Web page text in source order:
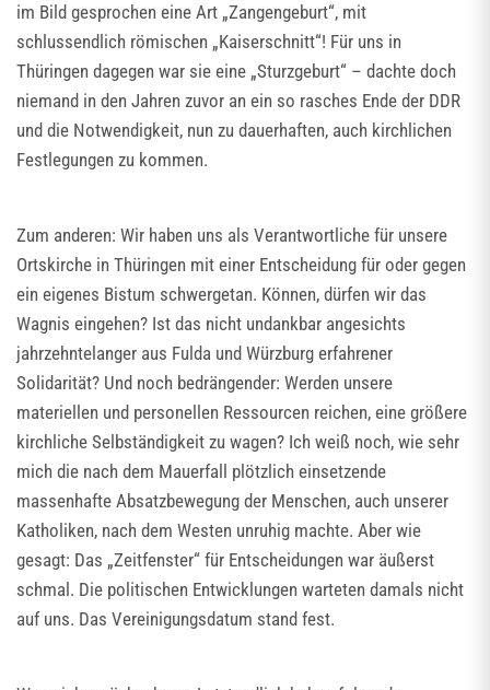
im Bild gesprochen eine Art „Zangengeburt“, mit
schlussendlich römischen „Kaiserschnitt“! Für uns in
Thüringen dagegen war sie eine „Sturzgeburt“ – dachte doch
niemand in den Jahren zuvor an ein so rasches Ende der DDR
und die Notwendigkeit, nun zu dauerhaften, auch kirchlichen
Festlegungen zu kommen.
Zum anderen: Wir haben uns als Verantwortliche für unsere
Ortskirche in Thüringen mit einer Entscheidung für oder gegen
ein eigenes Bistum schwergetan. Können, dürfen wir das
Wagnis eingehen? Ist das nicht undankbar angesichts
jahrzehntelanger aus Fulda und Würzburg erfahrener
Solidarität? Und noch bedrängender: Werden unsere
materiellen und personellen Ressourcen reichen, eine größere
kirchliche Selbständigkeit zu wagen? Ich weiß noch, wie sehr
mich die nach dem Mauerfall plötzlich einsetzende
massenhafte Absatzbewegung der Menschen, auch unserer
Katholiken, nach dem Westen unruhig machte. Aber wie
gesagt: Das „Zeitfenster“ für Entscheidungen war äußerst
schmal. Die politischen Entwicklungen warteten damals nicht
auf uns. Das Vereinigungsdatum stand fest.